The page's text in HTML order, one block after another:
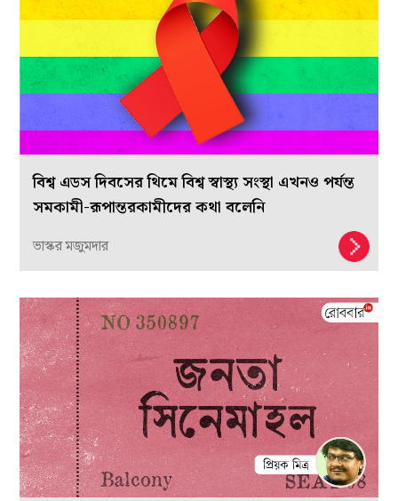
বিশ্ব এডস দিবসের থিমে বিশ্ব স্বাস্থ্য সংস্থা এখনও পর্যন্ত
সমকামী-রূপান্তরকামীদের কথা বলেনি
ভাস্কর মজুমদার